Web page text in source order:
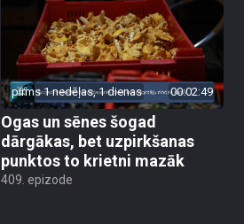
pirms 1 nedēļas, 1 dienas 00:02:49
Ogas un sēnes šogad
dārgākas, bet uzpirkšanas
punktos to krietni mazāk
409. epizode